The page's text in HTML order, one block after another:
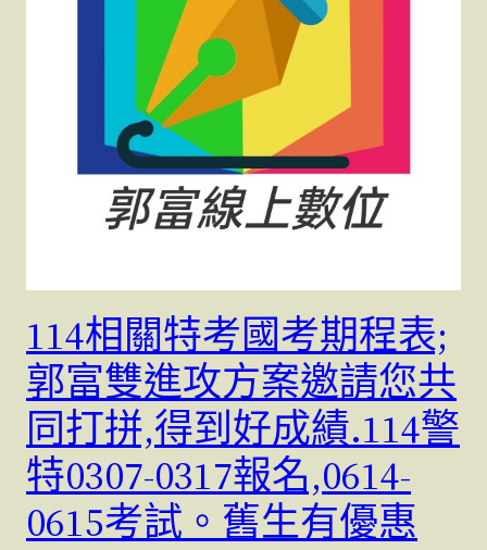
114相關特考國考期程表;
郭富雙進攻方案邀請您共
同打拼,得到好成績.114警
特0307-0317報名,0614-
0615考試。舊生有優惠